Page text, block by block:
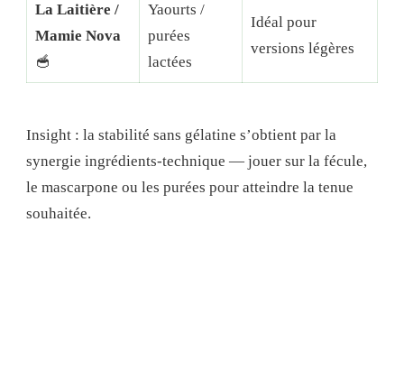
La Laitière /
Mamie Nova
🥣
Yaourts /
purées
lactées
Idéal pour
versions légères
Insight : la stabilité sans gélatine s’obtient par la
synergie ingrédients-technique — jouer sur la fécule,
le mascarpone ou les purées pour atteindre la tenue
souhaitée.